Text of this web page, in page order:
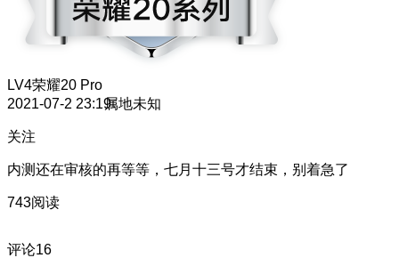
LV4荣耀20 Pro
2021-07-2 23:19属地未知
关注
内测还在审核的再等等，七月十三号才结束，别着急了
743阅读
评论16